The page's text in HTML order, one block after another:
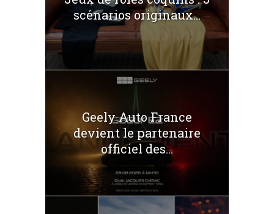
scénarios originaux...
Geely Auto France
devient le partenaire
officiel des...